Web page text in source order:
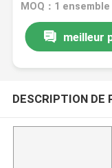
MOQ：1 ensemble
meilleur
DESCRIPTION DE